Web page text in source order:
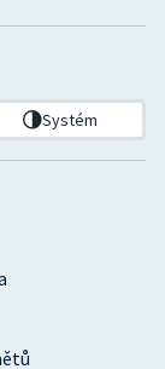
Systém